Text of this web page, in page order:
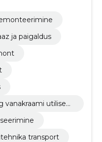
ja paigaldus
utiliseer
transport